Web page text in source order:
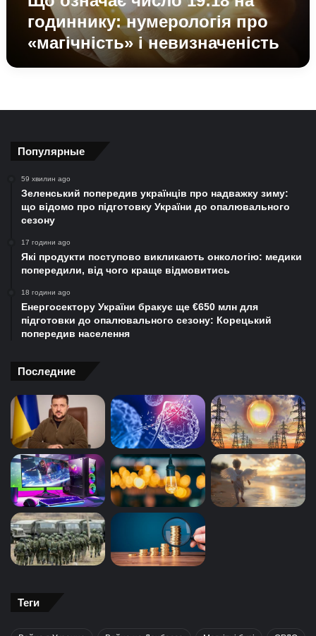
невизначеність
годиннику: нумерологія про
«магічність» і невизначеність
Популярные
59 хвилин ago
Зеленський попередив українців про надважку зиму:
що відомо про підготовку України до опалювального
сезону
17 години ago
Які продукти поступово викликають онкологію: медики
попередили, від чого краще відмовитись
18 години ago
Енергосектору України бракує ще €650 млн для
підготовки до опалювального сезону: Корецький
попередив населення
Последние
Теги